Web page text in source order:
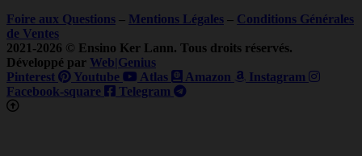
Foire aux Questions – Mentions Légales – Conditions Générales
de Ventes
2021-2026 © Ensino Ker Lann. Tous droits réservés.
Développé par Web|Genius
Pinterest
Youtube Atlas Amazon
Instagram
Facebook-square
Telegram